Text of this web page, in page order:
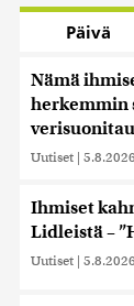
Päivä
Nämä
herkemmin
Uutiset |
Ihmiset
Lidleistä –
Uutiset |